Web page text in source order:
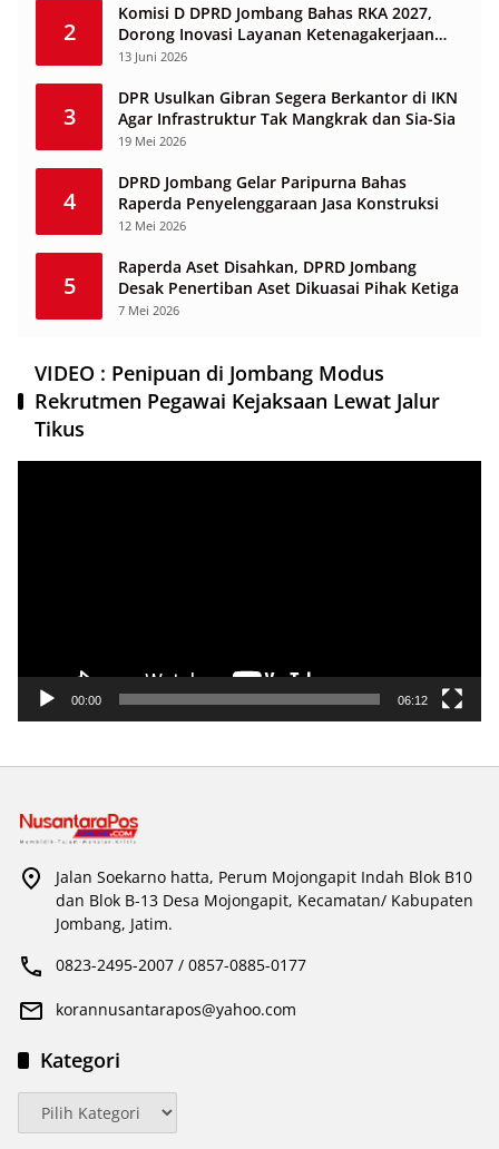
2
Komisi D DPRD Jombang Bahas RKA 2027,
Dorong Inovasi Layanan Ketenagakerjaan
Berbasis Desa
13 Juni 2026
3
DPR Usulkan Gibran Segera Berkantor di IKN
Agar Infrastruktur Tak Mangkrak dan Sia-Sia
19 Mei 2026
4
DPRD Jombang Gelar Paripurna Bahas
Raperda Penyelenggaraan Jasa Konstruksi
12 Mei 2026
5
Raperda Aset Disahkan, DPRD Jombang
Desak Penertiban Aset Dikuasai Pihak Ketiga
7 Mei 2026
VIDEO : Penipuan di Jombang Modus
Rekrutmen Pegawai Kejaksaan Lewat Jalur
Tikus
00:00 06:12
Jalan Soekarno hatta, Perum Mojongapit Indah Blok B10
dan Blok B-13 Desa Mojongapit, Kecamatan/ Kabupaten
Jombang, Jatim.
0823-2495-2007 / 0857-0885-0177
korannusantarapos@yahoo.com
Kategori
Kategori